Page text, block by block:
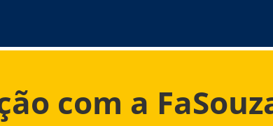
com a